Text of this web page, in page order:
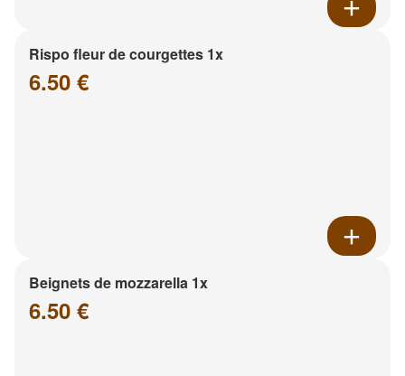
Rispo fleur de courgettes 1x
6.50 €
Beignets de mozzarella 1x
6.50 €